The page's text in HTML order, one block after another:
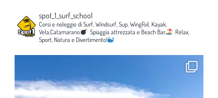
spot_1_surf_school
Corsi e noleggio di Surf, Windsurf, Sup, WingFoil, Kayak,
Vela,Catamarano.
Spiaggia attrezzata e Beach Bar.
Relax,
Sport, Natura e Divertimento!